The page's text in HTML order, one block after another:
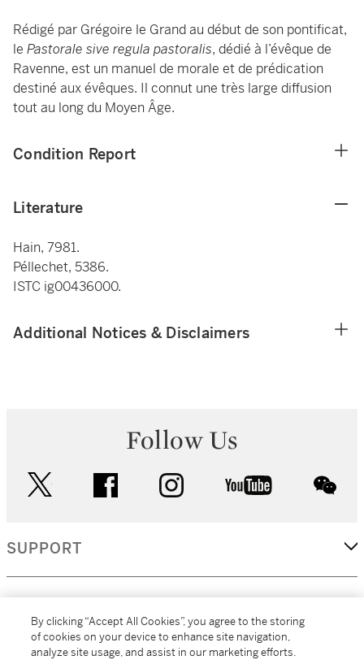
Rédigé par Grégoire le Grand au début de son pontificat,
le Pastorale sive regula pastoralis, dédié à l’évêque de
Ravenne, est un manuel de morale et de prédication
destiné aux évêques. Il connut une très large diffusion
tout au long du Moyen Âge.
Condition Report
Literature
Hain, 7981.
Péllechet, 5386.
ISTC ig00436000.
Additional Notices & Disclaimers
Follow Us
facebook instagram youtube
SUPPORT
By clicking “Accept All Cookies”, you agree to the storing
of cookies on your device to enhance site navigation,
analyze site usage, and assist in our marketing efforts.